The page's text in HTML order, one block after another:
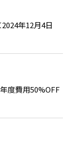
年12月4日
度費用50%OFF